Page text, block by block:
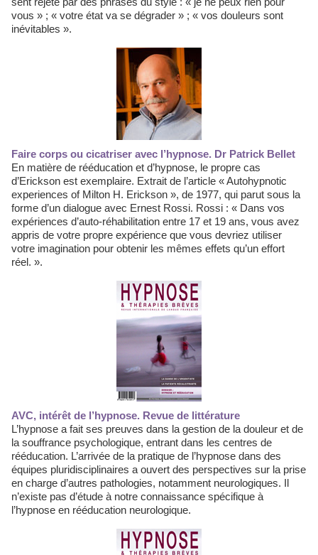
vous » ; « votre état va se dégrader » ; « vos douleurs sont
inévitables ».
Faire corps ou cicatriser avec l’hypnose. Dr Patrick Bellet
En matière de rééducation et d’hypnose, le propre cas
d’Erickson est exemplaire. Extrait de l’article « Autohypnotic
experiences of Milton H. Erickson », de 1977, qui parut sous la
forme d’un dialogue avec Ernest Rossi. Rossi : « Dans vos
expériences d’auto-réhabilitation entre 17 et 19 ans, vous avez
appris de votre propre expérience que vous devriez utiliser
votre imagination pour obtenir les mêmes effets qu’un effort
réel. ».
AVC, intérêt de l’hypnose. Revue de littérature
L’hypnose a fait ses preuves dans la gestion de la douleur et de
la souffrance psychologique, entrant dans les centres de
rééducation. L’arrivée de la pratique de l’hypnose dans des
équipes pluridisciplinaires a ouvert des perspectives sur la prise
en charge d’autres pathologies, notamment neurologiques. Il
n’existe pas d’étude à notre connaissance spécifique à
l’hypnose en rééducation neurologique.